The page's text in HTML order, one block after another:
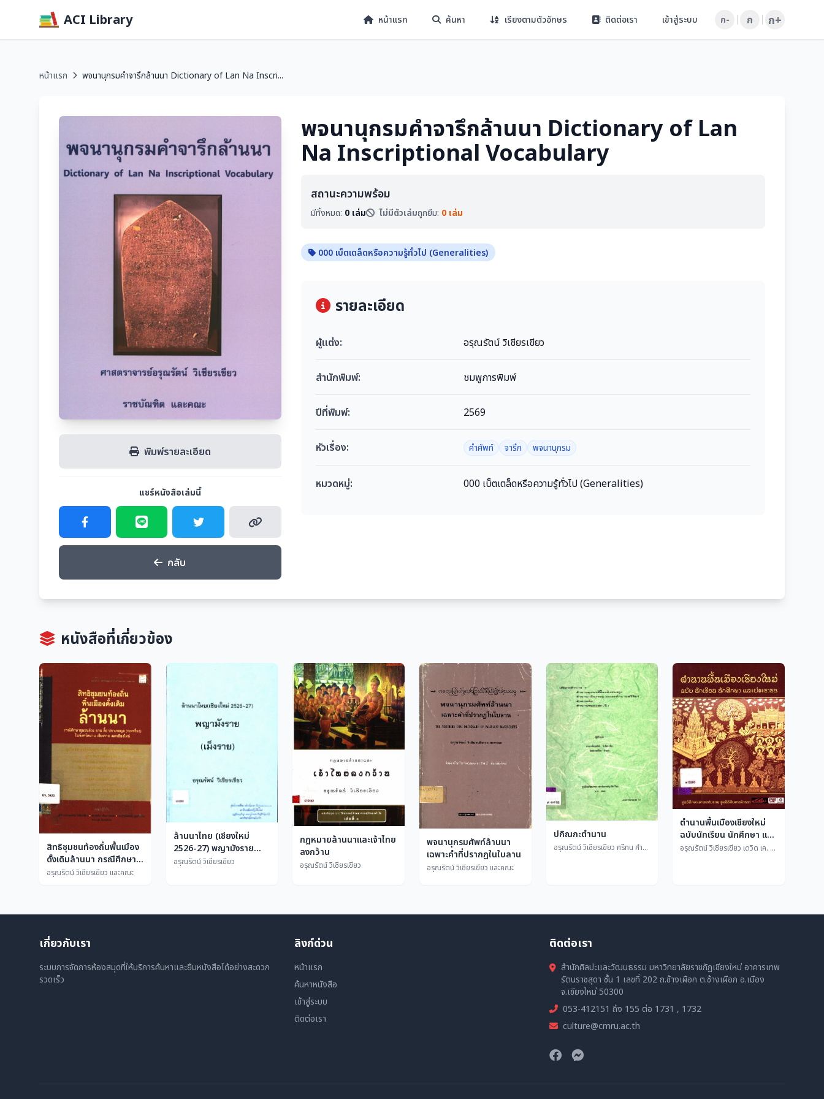
ACI Library หน้าแรก ค้นหา เรียงตามตัวอักษร ติดต่อเรา เข้าสู่ระบบ ก- ก ก+
หน้าแรก พจนานุกรมคำจารึกล้านนา Dictionary of Lan Na Inscri...
พิมพ์รายละเอียด
แชร์หนังสือเล่มนี้
กลับ
พจนานุกรมคำจารึกล้านนา Dictionary of Lan
Na Inscriptional Vocabulary
สถานะความพร้อม
มีทั้งหมด: 0 เล่ม ไม่มีตัวเล่มถูกยืม: 0 เล่ม
000 เบ็ตเตล็ดหรือความรู้ทั่วไป (Generalities)
รายละเอียด
ผู้แต่ง: อรุณรัตน์ วิเชียรเขียว
สำนักพิมพ์: ชมพูการพิมพ์
ปีที่พิมพ์: 2569
หัวเรื่อง: คำศัพท์ จารึก พจนานุกรม
หมวดหมู่: 000 เบ็ตเตล็ดหรือความรู้ทั่วไป (Generalities)
หนังสือที่เกี่ยวข้อง
สิทธิชุมชนท้องถิ่นพื้นเมือง
ดั้งเดิมล้านนา กรณีศึกษา
ชุมชนลัวะ ยวน ลื้อ ปกา
อรุณรัตน์ วิเชียรเขียว และคณะ
ล้านนาไทย (เชียงใหม่
2526-27) พญามังราย
(เม็งราย)
อรุณรัตน์ วิเชียรเขียว
กฎหมายล้านนาและเจ้าไทย
ลงกว้าน
อรุณรัตน์ วิเชียรเขียว
พจนานุกรมศัพท์ล้านนา
เฉพาะคำที่ปรากฏในใบลาน
อรุณรัตน์ วิเชียรเขียว และคณะ
ปกิณกะตำนาน
อรุณรัตน์ วิเชียรเขียว ศรีทน คำแปง
ตำนานพื้นเมืองเชียงใหม่
ฉบับนักเรียน นักศึกษา และ
ประชาชน
อรุณรัตน์ วิเชียรเขียว เดวิด เค. วัยอาจ
เกี่ยวกับเรา
ระบบการจัดการห้องสมุดที่ให้บริการค้นหาและยืมหนังสือได้อย่างสะดวก
รวดเร็ว
ลิงก์ด่วน
หน้าแรก
ค้นหาหนังสือ
เข้าสู่ระบบ
ติดต่อเรา
ติดต่อเรา
สำนักศิลปะและวัฒนธรรม มหาวิทยาลัยราชภัฏเชียงใหม่ อาคารเทพ
รัตนราชสุดา ชั้น 1 เลขที่ 202 ถ.ช้างเผือก ต.ช้างเผือก อ.เมือง
จ.เชียงใหม่ 50300
053-412151 ถึง 155 ต่อ 1731 , 1732
culture@cmru.ac.th